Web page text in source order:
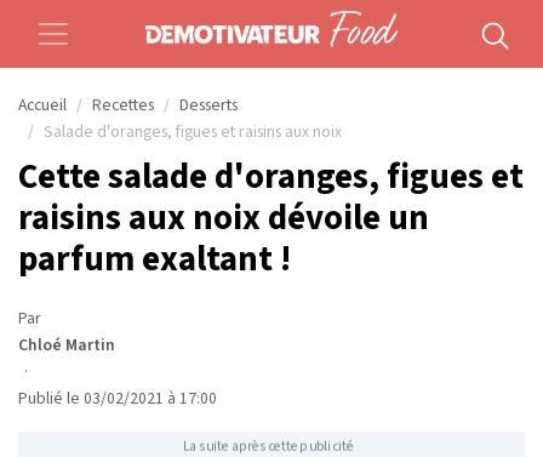
Accueil Recettes
Desserts
Salade d'oranges, figues et raisins aux noix
Cette salade d'oranges, figues et
raisins aux noix dévoile un
parfum exaltant !
Par
Chloé Martin
·
Publié le 03/02/2021 à 17:00
La suite après cette publicité